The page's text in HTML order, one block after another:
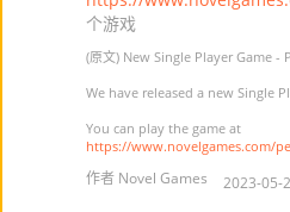
个游戏
(原文) New Single Player Game -
We have released a new Single
You can play the game at
https://www.novelgames.com/
作者 Novel Games 2023-05-